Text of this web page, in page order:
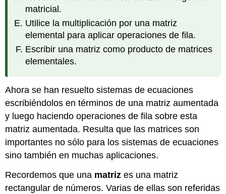
matricial.
Utilice la multiplicación por una matriz
elemental para aplicar operaciones de fila.
Escribir una matriz como producto de matrices
elementales.
Ahora se han resuelto sistemas de ecuaciones
escribiéndolos en términos de una matriz aumentada
y luego haciendo operaciones de fila sobre esta
matriz aumentada. Resulta que las matrices son
importantes no sólo para los sistemas de ecuaciones
sino también en muchas aplicaciones.
Recordemos que una matriz es una matriz
rectangular de números. Varias de ellas son referidas